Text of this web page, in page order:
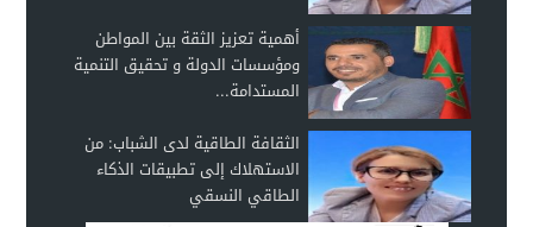
أهمية تعزيز الثقة بين المواطن
ومؤسسات الدولة و تحقيق التنمية
المستدامة...
الثقافة الطاقية لدى الشباب: من
الاستهلاك إلى تطبيقات الذكاء
الطاقي النسقي